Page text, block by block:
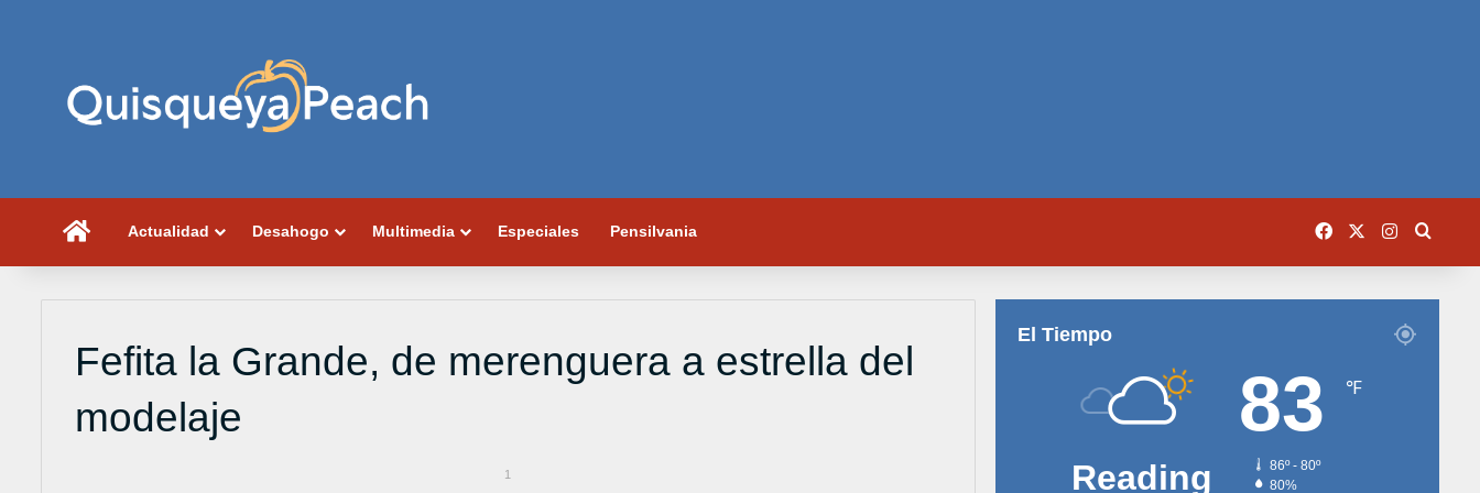
PortadaActualidad Desahogo Multimedia Especiales Pensilvania Facebook Instagram
Fefita la Grande, de merenguera a estrella del
modelaje
1
El Tiempo
Reading
83 ℉
86º - 80º
80%